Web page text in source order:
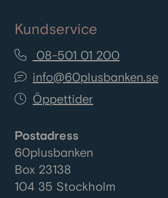
dem.
Kundservice
08-501 01 200
info@60plusbanken.se
Öppettider
Postadress
60plusbanken
Box 23138
104 35 Stockholm